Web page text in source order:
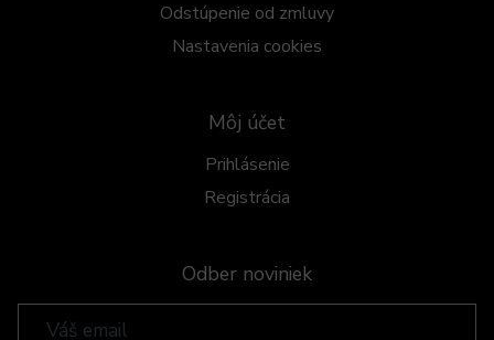
Odber noviniek
Odstúpenie od zmluvy
Nastavenia cookies
Môj účet
Prihlásenie
Registrácia